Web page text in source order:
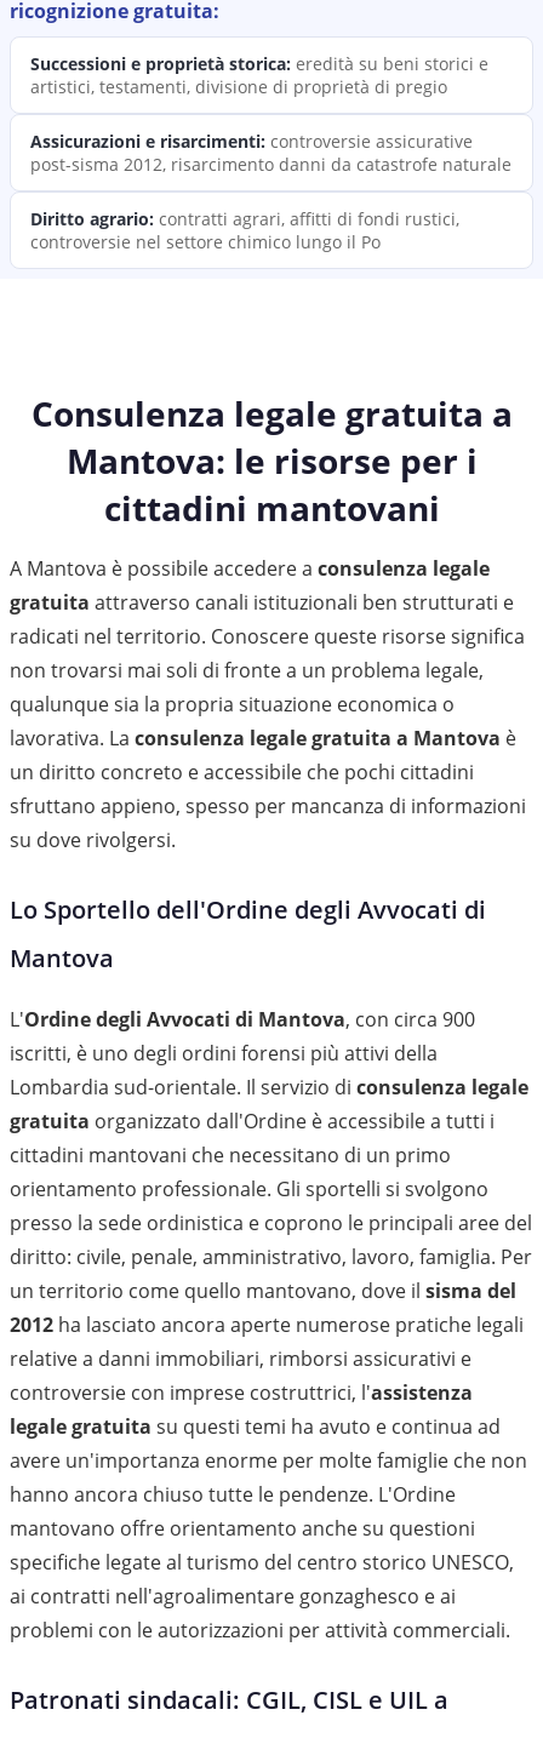
ricognizionegratuita:
Successioni e proprietà storica: eredità su beni storici e
artistici, testamenti, divisione di proprietà di pregio
Assicurazioni e risarcimenti: controversie assicurative
post-sisma 2012, risarcimento danni da catastrofe naturale
Diritto agrario: contratti agrari, affitti di fondi rustici,
controversie nel settore chimico lungo il Po
Consulenza legale gratuita a
Mantova: le risorse per i
cittadini mantovani
A Mantova è possibile accedere a consulenza legale
gratuita attraverso canali istituzionali ben strutturati e
radicati nel territorio. Conoscere queste risorse significa
non trovarsi mai soli di fronte a un problema legale,
qualunque sia la propria situazione economica o
lavorativa. La consulenza legale gratuita a Mantova è
un diritto concreto e accessibile che pochi cittadini
sfruttano appieno, spesso per mancanza di informazioni
su dove rivolgersi.
Lo Sportello dell'Ordine degli Avvocati di
Mantova
L'Ordine degli Avvocati di Mantova, con circa 900
iscritti, è uno degli ordini forensi più attivi della
Lombardia sud-orientale. Il servizio di consulenza legale
gratuita organizzato dall'Ordine è accessibile a tutti i
cittadini mantovani che necessitano di un primo
orientamento professionale. Gli sportelli si svolgono
presso la sede ordinistica e coprono le principali aree del
diritto: civile, penale, amministrativo, lavoro, famiglia. Per
un territorio come quello mantovano, dove il sisma del
2012 ha lasciato ancora aperte numerose pratiche legali
relative a danni immobiliari, rimborsi assicurativi e
controversie con imprese costruttrici, l'assistenza
legale gratuita su questi temi ha avuto e continua ad
avere un'importanza enorme per molte famiglie che non
hanno ancora chiuso tutte le pendenze. L'Ordine
mantovano offre orientamento anche su questioni
specifiche legate al turismo del centro storico UNESCO,
ai contratti nell'agroalimentare gonzaghesco e ai
problemi con le autorizzazioni per attività commerciali.
Patronati sindacali: CGIL, CISL e UIL a